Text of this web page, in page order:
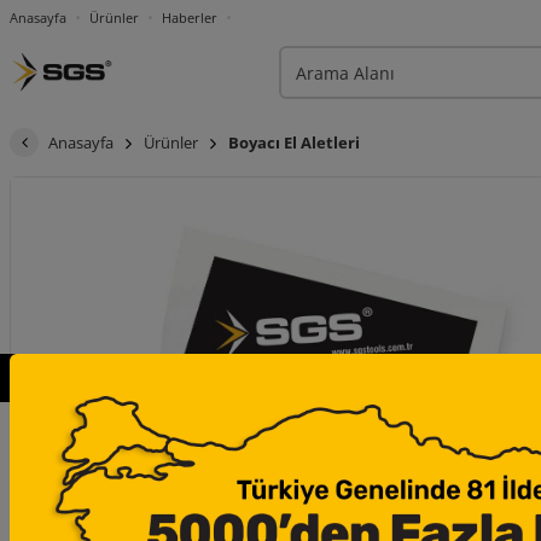
Anasayfa Ürünler Haberler
Anasayfa Ürünler Boyacı El Aletleri